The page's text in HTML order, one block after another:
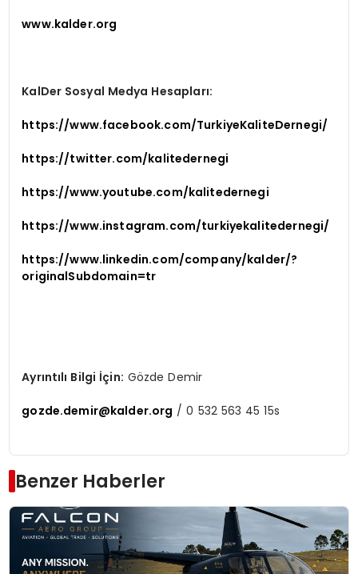
www.kalder.org
KalDer Sosyal Medya Hesapları:
https://www.facebook.com/TurkiyeKaliteDernegi/
https://twitter.com/kalitedernegi
https://www.youtube.com/kalitedernegi
https://www.instagram.com/turkiyekalitedernegi/
https://www.linkedin.com/company/kalder/?
originalSubdomain=tr
Ayrıntılı Bilgi İçin: Gözde Demir
gozde.demir@kalder.org / 0 532 563 45 15s
Benzer Haberler